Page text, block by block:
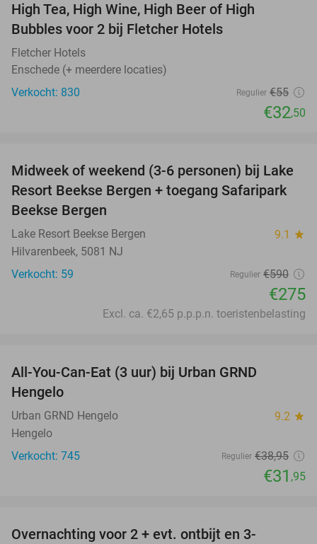
High Tea, High Wine, High Beer of High
Bubbles voor 2 bij Fletcher Hotels
Fletcher Hotels
Enschede (+ meerdere locaties)
Verkocht: 830
Regulier €55
€32,50
53%
Midweek of weekend (3-6 personen) bij Lake
Resort Beekse Bergen + toegang Safaripark
Beekse Bergen
Lake Resort Beekse Bergen 9.1 star
Hilvarenbeek, 5081 NJ
Verkocht: 59
Regulier €590
€275
Excl. ca. €2,65 p.p.p.n. toeristenbelasting
All-You-Can-Eat (3 uur) bij Urban GRND
Hengelo
Urban GRND Hengelo 9.2 star
Hengelo
Verkocht: 745
Regulier €38,95
€31 ,95
Overnachting voor 2 + evt. ontbijt en 3-